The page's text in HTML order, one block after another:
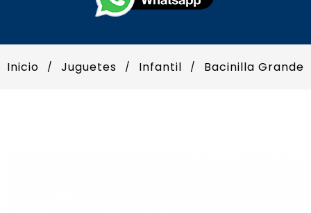
Inicio Juguetes Infantil Bacinilla Grande